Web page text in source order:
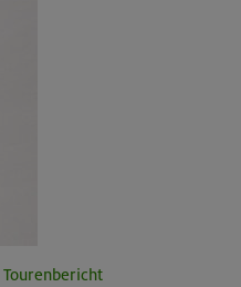
Tourenbericht